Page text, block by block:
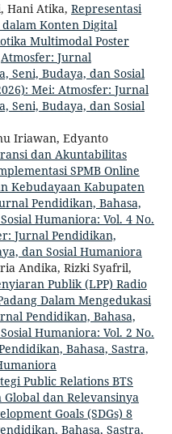
Hani Atika, Representasi
Konten Digital
Multimodal Poster
Atmosfer: Jurnal
Seni, Budaya, dan Sosial
Mei: Atmosfer: Jurnal
Seni, Budaya, dan Sosial
Iriawan, Edyanto
dan Akuntabilitas
SPMB Online
Kebudayaan Kabupaten
Pendidikan, Bahasa,
Humaniora: Vol. 4 No.
Jurnal Pendidikan,
dan Sosial Humaniora
Andika, Rizki Syafril,
Publik (LPP) Radio
Dalam Mengedukasi
Pendidikan, Bahasa,
Humaniora: Vol. 2 No.
Bahasa, Sastra,
Public Relations BTS
dan Relevansinya
Goals (SDGs) 8
Bahasa, Sastra,